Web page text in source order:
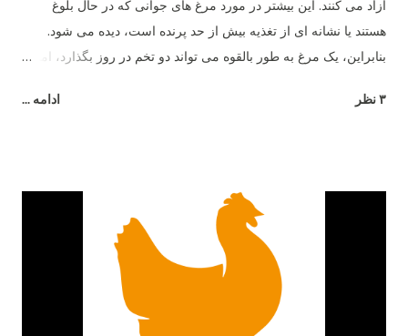
آزاد می کنند. این بیشتر در مورد مرغ های جوانی که در حال بلوغ
هستند یا نشانه ای از تغذیه بیش از حد پرنده است، دیده می شود.
بنابراین، یک مرغ به طور بالقوه می تواند دو تخم در روز بگذارد، اما نه
۳ نظر ادامه ...